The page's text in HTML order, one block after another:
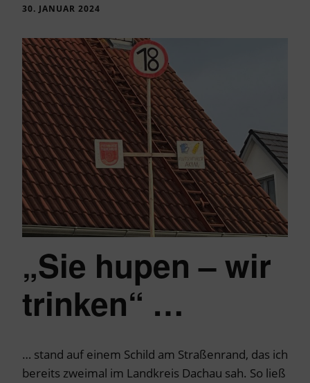
30. JANUAR 2024
„Sie hupen – wir
trinken“ …
… stand auf einem Schild am Straßenrand, das ich
bereits zweimal im Landkreis Dachau sah. So ließ